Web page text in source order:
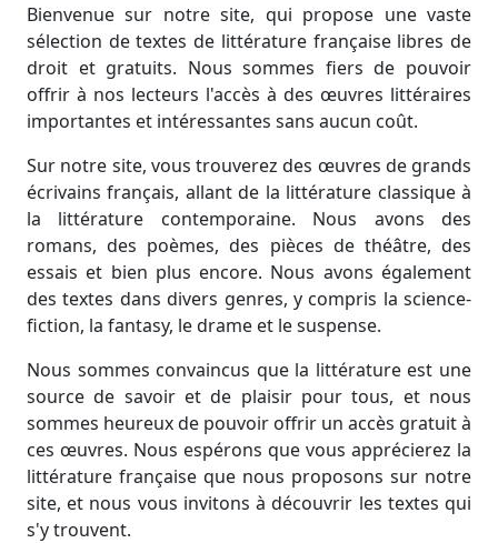
Bienvenue sur notre site, qui propose une vaste
sélection de textes de littérature française libres de
droit et gratuits. Nous sommes fiers de pouvoir
offrir à nos lecteurs l'accès à des œuvres littéraires
importantes et intéressantes sans aucun coût.
Sur notre site, vous trouverez des œuvres de grands
écrivains français, allant de la littérature classique à
la littérature contemporaine. Nous avons des
romans, des poèmes, des pièces de théâtre, des
essais et bien plus encore. Nous avons également
des textes dans divers genres, y compris la science-
fiction, la fantasy, le drame et le suspense.
Nous sommes convaincus que la littérature est une
source de savoir et de plaisir pour tous, et nous
sommes heureux de pouvoir offrir un accès gratuit à
ces œuvres. Nous espérons que vous apprécierez la
littérature française que nous proposons sur notre
site, et nous vous invitons à découvrir les textes qui
s'y trouvent.